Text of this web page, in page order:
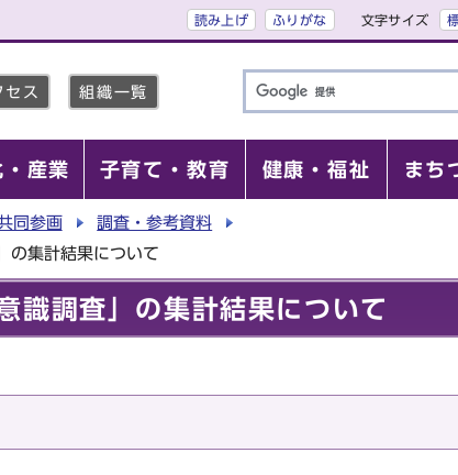
読み上げ ふりがな 文字サイズ
ス 組織一覧
産業 子育て・教育 健康・福祉 まち
同参画
調査・参考資料
の集計結果について
識調査」の集計結果について